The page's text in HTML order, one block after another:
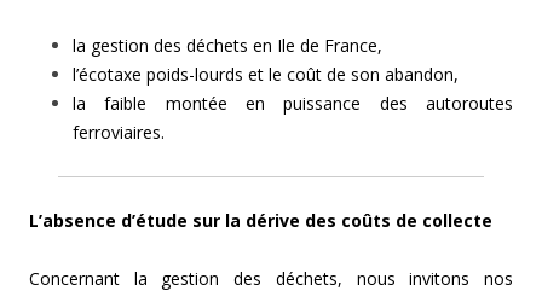
la gestion des déchets en Ile de France,
l’écotaxe poids-lourds et le coût de son abandon,
la faible montée en puissance des autoroutes
ferroviaires.
L’absence d’étude sur la dérive des coûts de collecte
Concernant la gestion des déchets, nous invitons nos